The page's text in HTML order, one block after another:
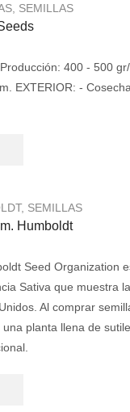
SEMILLAS
400 - 500
EXTERIOR: -
, SEMILLAS
Humboldt
Seed Organization
Sativa que muestra
Al comprar
planta llena de